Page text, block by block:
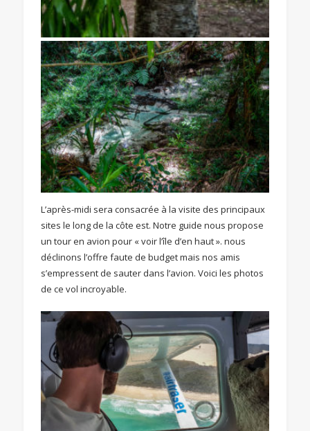
L’après-midi sera consacrée à la visite des principaux
sites le long de la côte est. Notre guide nous propose
un tour en avion pour « voir l’île d’en haut ». nous
déclinons l’offre faute de budget mais nos amis
s’empressent de sauter dans l’avion. Voici les photos
de ce vol incroyable.